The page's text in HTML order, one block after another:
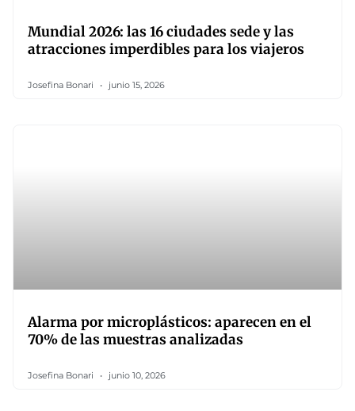
Mundial 2026: las 16 ciudades sede y las
atracciones imperdibles para los viajeros
Josefina Bonari junio 15, 2026
Alarma por microplásticos: aparecen en el
70% de las muestras analizadas
Josefina Bonari junio 10, 2026